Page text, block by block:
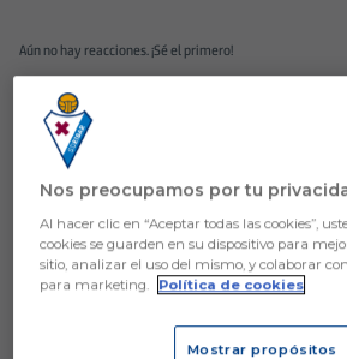
Aún no hay reacciones. ¡Sé el primero!
Nos preocupamos por tu
Al hacer clic en “Aceptar todas las cookies”,
cookies se guarden en su dispositivo para
sitio, analizar el uso del mismo, y colaborar
para marketing.
Política de cookies
Mostrar propósitos